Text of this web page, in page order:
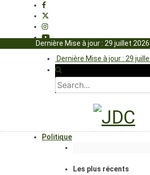
Dernière Mise à jour : 29
Dernière Mise à jour : 29 juillet
Politique
Les plus récents